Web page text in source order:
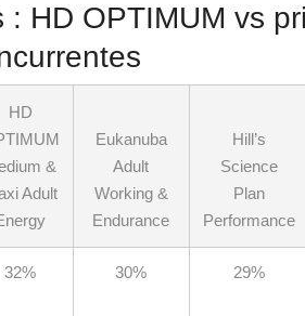
: HD OPTIMUM vs
HD
&
Adult
Eukanuba
Adult
Working &
Endurance
Hill’s
Science
Plan
Performance
32% 30% 29%